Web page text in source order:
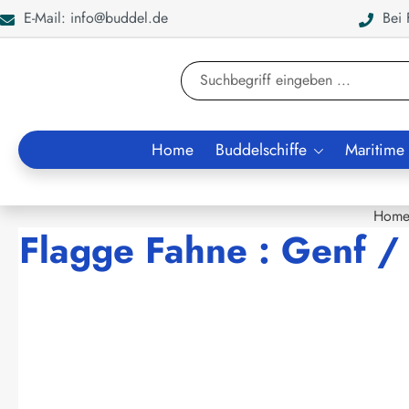
Zur Suche springen
E-Mail: info@buddel.de Bei
Home Buddelschiffe
Home
Flagge Fahne : Genf /